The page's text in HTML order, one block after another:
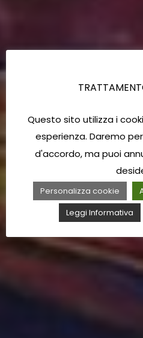
Questo sito utilizza i
esperienza. Daremo
d'accordo, ma puoi
Personalizza cookie
Leggi Informativa